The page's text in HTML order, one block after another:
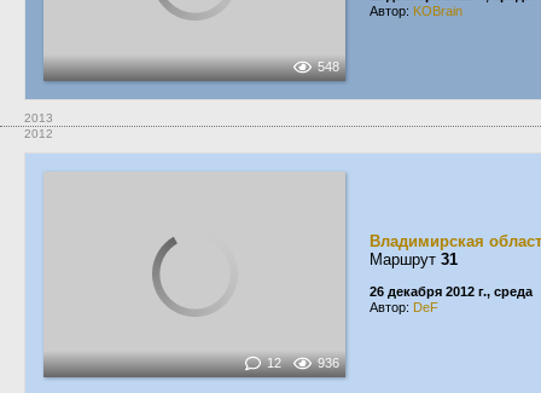
548
Автор: KOBrain
2013
2012
12 936
Владимирская
Маршрут 31
26 декабря 2012 г., среда
Автор: DeF